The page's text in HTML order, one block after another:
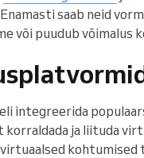
saab neid
või puudub
integreerida
korraldada ja liituda
kohtumised